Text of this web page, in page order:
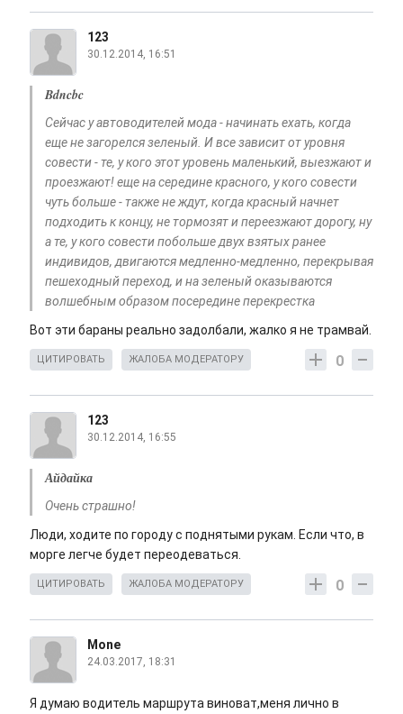
123
30.12.2014, 16:51
Bdncbc
Сейчас у автоводителей мода - начинать ехать, когда
еще не загорелся зеленый. И все зависит от уровня
совести - те, у кого этот уровень маленький, выезжают и
проезжают! еще на середине красного, у кого совести
чуть больше - также не ждут, когда красный начнет
подходить к концу, не тормозят и переезжают дорогу, ну
а те, у кого совести побольше двух взятых ранее
индивидов, двигаются медленно-медленно, перекрывая
пешеходный переход, и на зеленый оказываются
волшебным образом посередине перекрестка
Вот эти бараны реально задолбали, жалко я не трамвай.
0
ЦИТИРОВАТЬ ЖАЛОБА МОДЕРАТОРУ
123
30.12.2014, 16:55
Айдайка
Очень страшно!
Люди, ходите по городу с поднятыми рукам. Если что, в
морге легче будет переодеваться.
0
ЦИТИРОВАТЬ ЖАЛОБА МОДЕРАТОРУ
Mone
24.03.2017, 18:31
Я думаю водитель маршрута виноват,меня лично в